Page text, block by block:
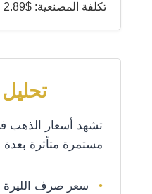
تكلفة المصنعية: $2.89
تشهد أسعار الذهب
مستمرة متأثرة
سعر صرف الليرة